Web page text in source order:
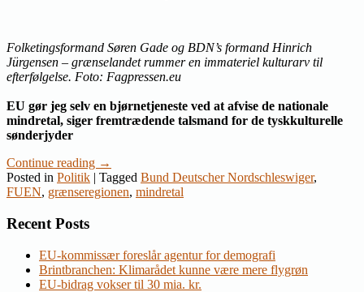
Folketingsformand Søren Gade og BDN’s formand Hinrich
Jürgensen – grænselandet rummer en immateriel kulturarv til
efterfølgelse. Foto: Fagpressen.eu
EU gør jeg selv en bjørnetjeneste ved at afvise de nationale
mindretal, siger fremtrædende talsmand for de tyskkulturelle
sønderjyder
Continue reading →
Posted in Politik | Tagged Bund Deutscher Nordschleswiger,
FUEN, grænseregionen, mindretal
Recent Posts
EU-kommissær foreslår agentur for demografi
Brintbranchen: Klimarådet kunne være mere flygrøn
EU-bidrag vokser til 30 mia. kr.